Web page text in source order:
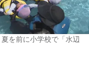
を前に小学校で「水辺